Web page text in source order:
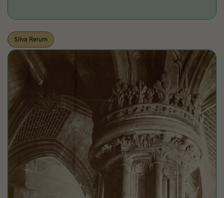
Silva Rerum